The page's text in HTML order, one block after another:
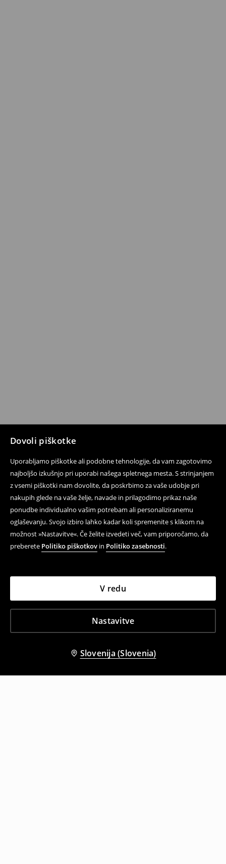
Dovoli piškotke
Uporabljamo piškotke ali podobne tehnologije, da vam zagotovimo
najboljšo izkušnjo pri uporabi našega spletnega mesta. S strinjanjem
z vsemi piškotki nam dovolite, da poskrbimo za vaše udobje pri
nakupih glede na vaše želje, navade in prilagodimo prikaz naše
ponudbe individualno vašim potrebam ali personaliziranemu
oglaševanju. Svojo izbiro lahko kadar koli spremenite s klikom na
možnost »Nastavitve«. Če želite izvedeti več, vam priporočamo, da
preberete Politiko piškotkov in Politiko zasebnosti.
Nastavitve
V redu
Slovenija (Slovenia)